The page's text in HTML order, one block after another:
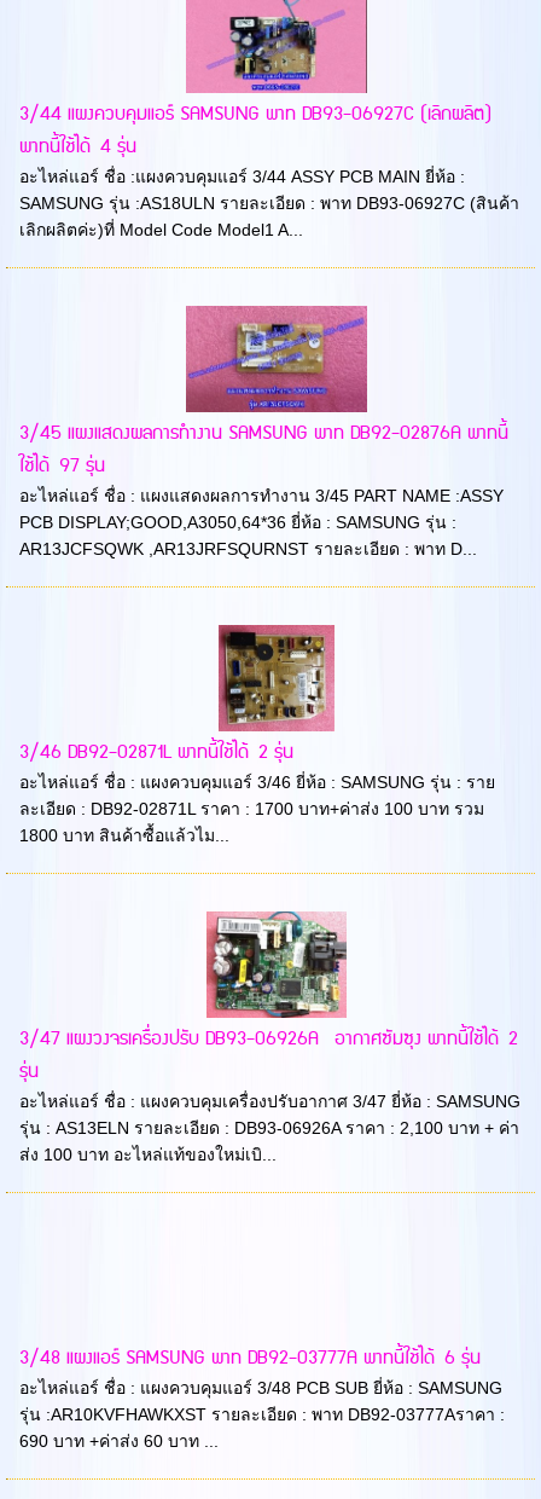
3/44 แผงควบคุมแอร์ SAMSUNG พาท DB93-06927C (เลิกผลิต)
พาทนี้ใช้ได้ 4 รุ่น
อะไหล่แอร์ ชื่อ :แผงควบคุมแอร์ 3/44 ASSY PCB MAIN ยี่ห้อ :
SAMSUNG รุ่น :AS18ULN รายละเอียด : พาท DB93-06927C (สินค้า
เลิกผลิตค่ะ)ที่ Model Code Model1 A...
3/45 แผงแสดงผลการทำงาน SAMSUNG พาท DB92-02876A พาทนี้
ใช้ได้ 97 รุ่น
อะไหล่แอร์ ชื่อ : แผงแสดงผลการทำงาน 3/45 PART NAME :ASSY
PCB DISPLAY;GOOD,A3050,64*36 ยี่ห้อ : SAMSUNG รุ่น :
AR13JCFSQWK ,AR13JRFSQURNST รายละเอียด : พาท D...
3/46 DB92-02871L พาทนี้ใช้ได้ 2 รุ่น
อะไหล่แอร์ ชื่อ : แผงควบคุมแอร์ 3/46 ยี่ห้อ : SAMSUNG รุ่น : ราย
ละเอียด : DB92-02871L ราคา : 1700 บาท+ค่าส่ง 100 บาท รวม
1800 บาท สินค้าซื้อแล้วไม...
3/47 แผงวงจรเครื่องปรับ DB93-06926A อากาศซัมซุง พาทนี้ใช้ได้ 2
รุ่น
อะไหล่แอร์ ชื่อ : แผงควบคุมเครื่องปรับอากาศ 3/47 ยี่ห้อ : SAMSUNG
รุ่น : AS13ELN รายละเอียด : DB93-06926A ราคา : 2,100 บาท + ค่า
ส่ง 100 บาท อะไหล่แท้ของใหม่เบิ...
3/48 แผงแอร์ SAMSUNG พาท DB92-03777A พาทนี้ใช้ได้ 6 รุ่น
อะไหล่แอร์ ชื่อ : แผงควบคุมแอร์ 3/48 PCB SUB ยี่ห้อ : SAMSUNG
รุ่น :AR10KVFHAWKXST รายละเอียด : พาท DB92-03777Aราคา :
690 บาท +ค่าส่ง 60 บาท ...